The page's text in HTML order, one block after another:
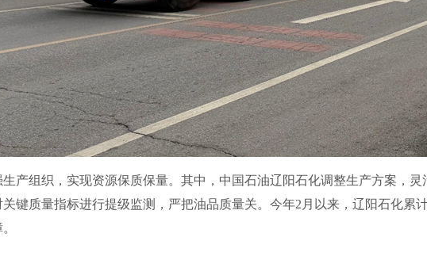
组织，实现资源保质保量。其中，中国石油辽阳石化调整生产方案，灵
键质量指标进行提级监测，严把油品质量关。今年2月以来，辽阳石化累